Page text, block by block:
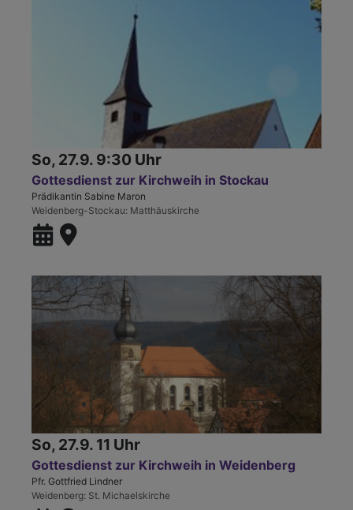
So, 27.9. 9:30 Uhr
Gottesdienst zur Kirchweih in Stockau
Prädikantin Sabine Maron
Weidenberg-Stockau Matthäuskirche
So, 27.9. 11 Uhr
Gottesdienst zur Kirchweih in Weidenberg
Pfr. Gottfried Lindner
Weidenberg St. Michaelskirche